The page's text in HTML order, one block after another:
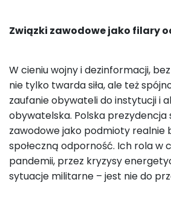
Związki zawodowe jako filary
W cieniu wojny i dezinformacji,
nie tylko twarda siła, ale też
zaufanie obywateli do instytucji i
obywatelska. Polska prezydencja
zawodowe jako podmioty realnie
społeczną odporność. Ich rola w
pandemii, przez kryzysy
sytuacje militarne – jest nie do